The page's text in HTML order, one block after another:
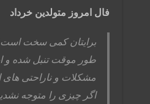
فال امروز متولدین خرداد
برایتان کمی سخت است
طور موقت تنبل شده و
مشکلات و ناراحتی های
اگر چیزی را متوجه